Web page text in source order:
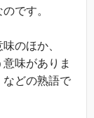
です。
のほか、
味がありま
などの熟語で